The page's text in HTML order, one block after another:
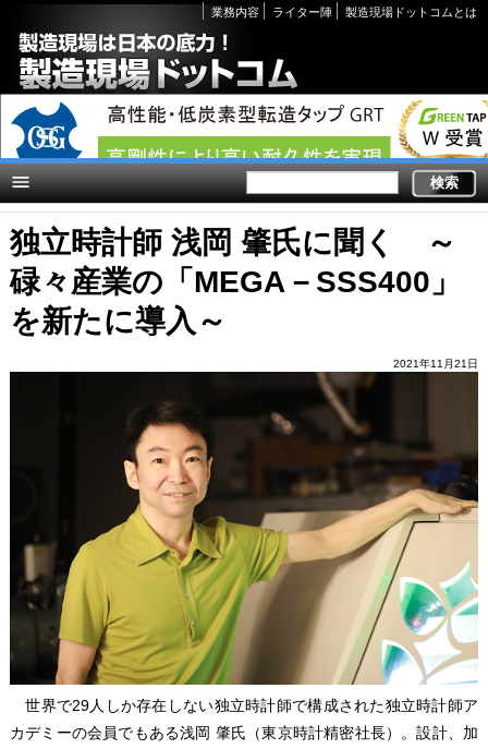
Secondary
links
業務内容 ライター陣 製造現場ドットコムとは
独立時計師 浅岡 肇氏に聞く ～
碌々産業の「MEGA－SSS400」
を新たに導入～
2021年11月21日
世界で29人しか存在しない独立時計師で構成された独立時計師ア
カデミーの会員でもある浅岡 肇氏（東京時計精密社長）。設計、加